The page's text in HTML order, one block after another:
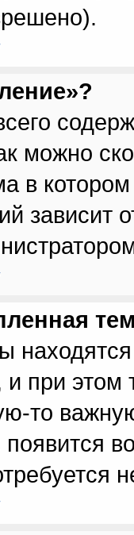
можно
в
зависит
при этом
то
появится